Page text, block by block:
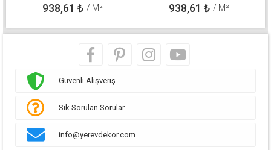
938,61 ₺ / M² 938,61 ₺ / M²
Güvenli Alışveriş
Sık Sorulan Sorular
info@yerevdekor.com